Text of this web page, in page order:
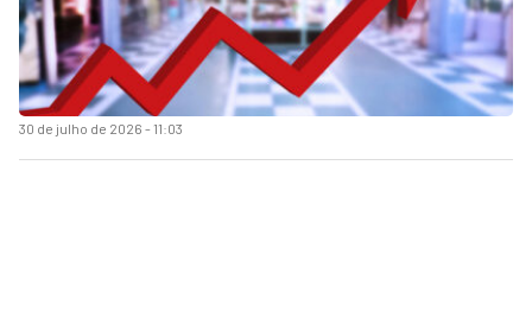
30 de julho de 2026 - 11:03